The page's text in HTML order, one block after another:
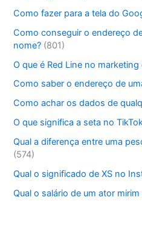
Como fazer para a tela do
Como conseguir o endereço
nome? (801)
O que é Red Line no marketing
Como saber o endereço de
Como achar os dados de
O que significa a seta no
Qual a diferença entre uma
(574)
Qual o significado de XS no
Qual o salário de um ator mirim